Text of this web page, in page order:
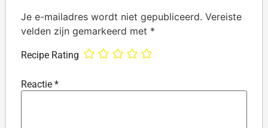
Je e-mailadres wordt niet gepubliceerd. Vereiste
velden zijn gemarkeerd met *
Recipe Rating
Reactie *